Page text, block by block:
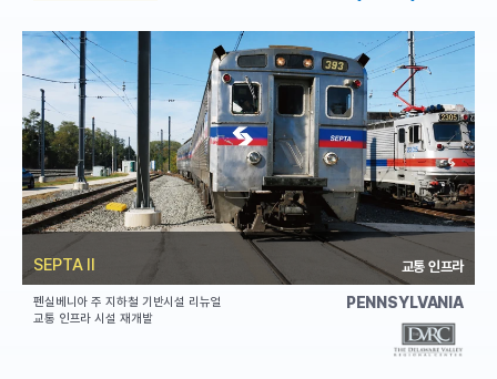
SEPTA II 교통 인프라
펜실베니아 주 지하철 기반시설 리뉴얼
교통 인프라 시설 재개발
PENNSYLVANIA